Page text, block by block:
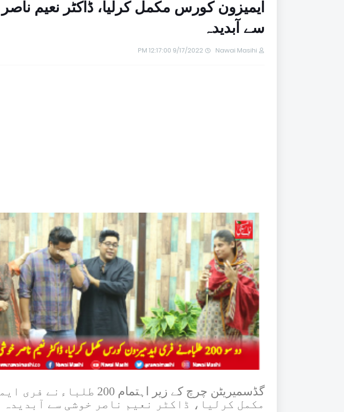
ایمیزون کورس مکمل کرلیا، ڈاکٹر نعیم
سے آبدیدہ
Nawai Masihi
9/17/2022 12:17:00 PM
گڈسمیریٹن چرچ کے زیر اہتمام 200
مکمل کرلیا، ڈاکٹر نعیم ناصر خوشی سے آبدیدہ